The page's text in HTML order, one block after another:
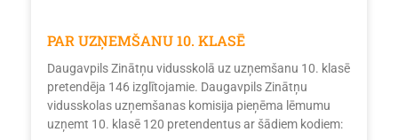
PAR UZŅEMŠANU 10. KLASĒ
Daugavpils Zinātņu vidusskolā uz uzņemšanu 10. klasē
pretendēja 146 izglītojamie. Daugavpils Zinātņu
vidusskolas uzņemšanas komisija pieņēma lēmumu
uzņemt 10. klasē 120 pretendentus ar šādiem kodiem: